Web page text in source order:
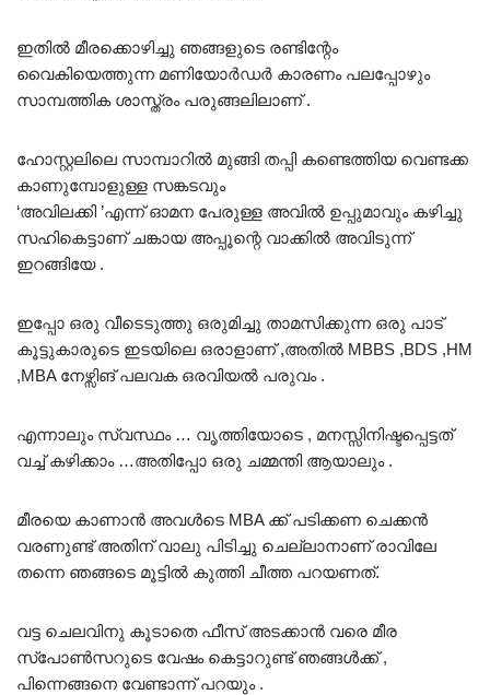
ഇതിൽ മീരക്കൊഴിച്ചു ഞങ്ങളുടെ രണ്ടിന്റേം
വൈകിയെത്തുന്ന മണിയോർഡർ കാരണം പലപ്പോഴും
സാമ്പത്തിക ശാസ്ത്രം പരുങ്ങലിലാണ് .
ഹോസ്റ്റലിലെ സാമ്പാറിൽ മുങ്ങി തപ്പി കണ്ടെത്തിയ വെണ്ടക്ക
കാണുമ്പോളുള്ള സങ്കടവും
‘അവിലക്കി ’എന്ന് ഓമന പേരുള്ള അവിൽ ഉപ്പുമാവും കഴിച്ചു
സഹികെട്ടാണ് ചങ്കായ അപ്പൂന്റെ വാക്കിൽ അവിടുന്ന്
ഇറങ്ങിയേ .
ഇപ്പോ ഒരു വീടെടുത്തു ഒരുമിച്ചു താമസിക്കുന്ന ഒരു പാട്
കൂട്ടുകാരുടെ ഇടയിലെ ഒരാളാണ് ,അതിൽ MBBS ,BDS ,HM
,MBA നേഴ്സിങ് പലവക ഒരവിയൽ പരുവം .
എന്നാലും സ്വസ്ഥം … വൃത്തിയോടെ , മനസ്സിനിഷ്ടപ്പെട്ടത്
വച്ച് കഴിക്കാം …അതിപ്പോ ഒരു ചമ്മന്തി ആയാലും .
മീരയെ കാണാൻ അവൾടെ MBA ക്ക് പടിക്കണ ചെക്കൻ
വരണുണ്ട് അതിന്‌ വാലു പിടിച്ചു ചെല്ലാനാണ്‌ രാവിലേ
തന്നെ ഞങ്ങടെ മൂട്ടിൽ കുത്തി ചീത്ത പറയണത്.
വട്ട ചെലവിനു കൂടാതെ ഫീസ് അടക്കാൻ വരെ മീര
സ്‌പോൺസറുടെ വേഷം കെട്ടാറുണ്ട് ഞങ്ങൾക്ക് ,
പിന്നെങ്ങനെ വേണ്ടാന്ന് പറയും .